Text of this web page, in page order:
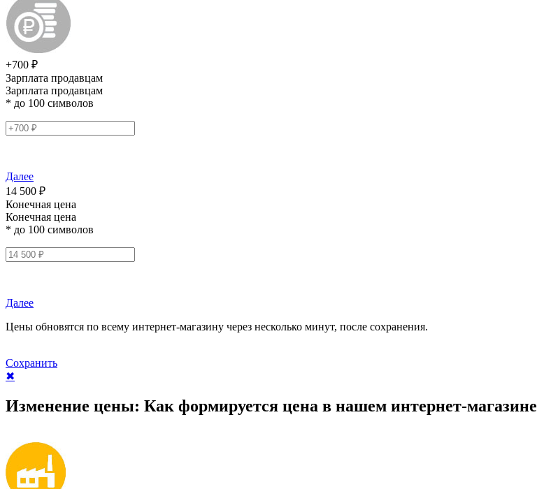
+700 ₽
Зарплата продавцам
Зарплата продавцам
* до 100 символов
Далее
14 500 ₽
Конечная цена
Конечная цена
* до 100 символов
Далее
Цены обновятся по всему интернет-магазину через несколько минут, после сохранения.
Сохранить
✖
Изменение цены: Как формируется цена в нашем интернет-магазине